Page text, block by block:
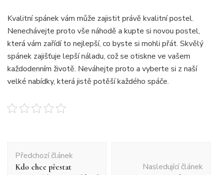
Kvalitní spánek vám může zajistit právě kvalitní postel.
Nenechávejte proto vše náhodě a kupte si novou postel,
která vám zařídí to nejlepší, co byste si mohli přát. Skvělý
spánek zajišťuje lepší náladu, což se otiskne ve vašem
každodenním životě. Neváhejte proto a vyberte si z naší
velké nabídky, která jistě potěší každého spáče.
příspěvku
Předchozí článek
Kdo chce přestat
Nasledující článek